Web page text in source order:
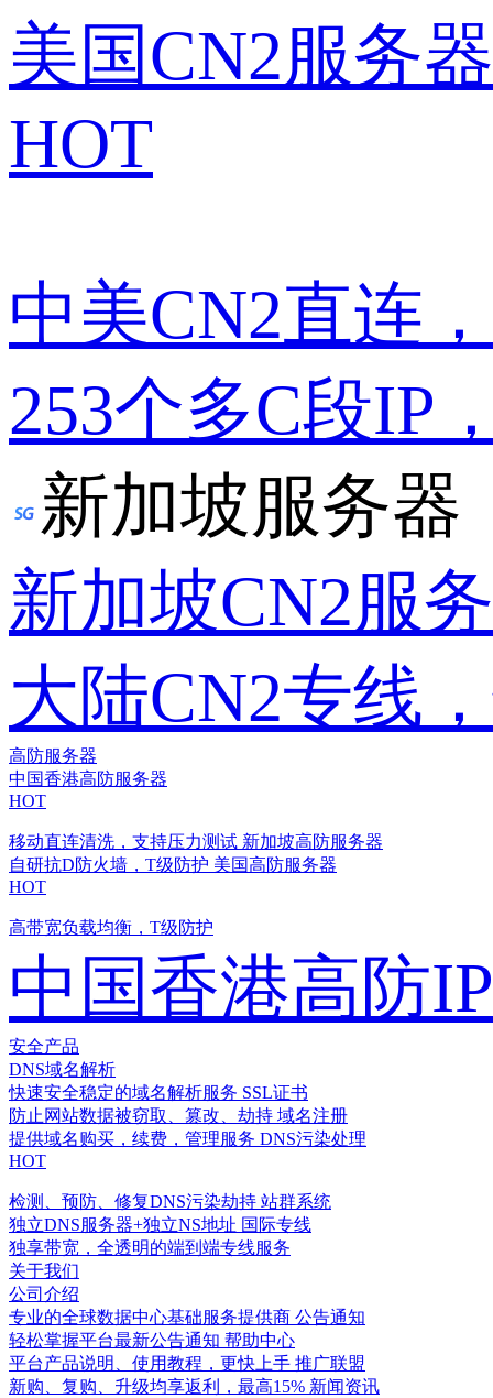
美国CN2服务器
HOT
中美CN2直连
253个多C段IP
新加坡服务器
新加坡CN2服
大陆CN2专线
高防服务器
中国香港高防服务器
HOT
移动直连清洗，支持压力测试 新加坡高防服务器
自研抗D防火墙，T级防护 美国高防服务器
HOT
高带宽负载均衡，T级防护
中国香港高防IP
安全产品
DNS域名解析
快速安全稳定的域名解析服务 SSL证书
防止网站数据被窃取、篡改、劫持 域名注册
提供域名购买，续费，管理服务 DNS污染处理
HOT
检测、预防、修复DNS污染劫持 站群系统
独立DNS服务器+独立NS地址 国际专线
独享带宽，全透明的端到端专线服务
关于我们
公司介绍
专业的全球数据中心基础服务提供商 公告通知
轻松掌握平台最新公告通知 帮助中心
平台产品说明、使用教程，更快上手 推广联盟
新购、复购、升级均享返利，最高15% 新闻资讯